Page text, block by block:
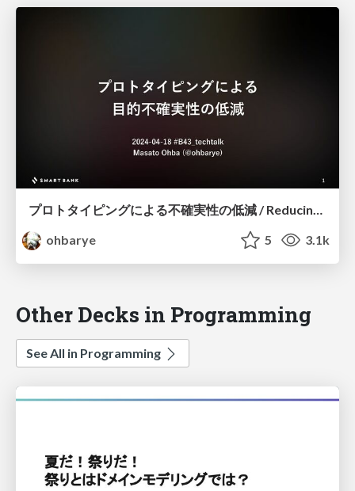
プロトタイピングによる不確実性の低減 / Reducing Uncertainty through Prototyping
ohbarye
5 3.1k
Other Decks in Programming
See All in Programming